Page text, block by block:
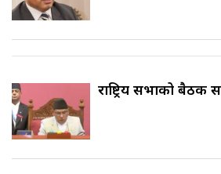
राष्ट्रिय सभाको बैठक